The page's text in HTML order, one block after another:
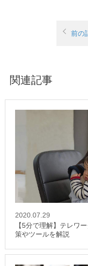
前の
関連記事
2020.07.29
【5分で理解】テレワ
策やツールを解説